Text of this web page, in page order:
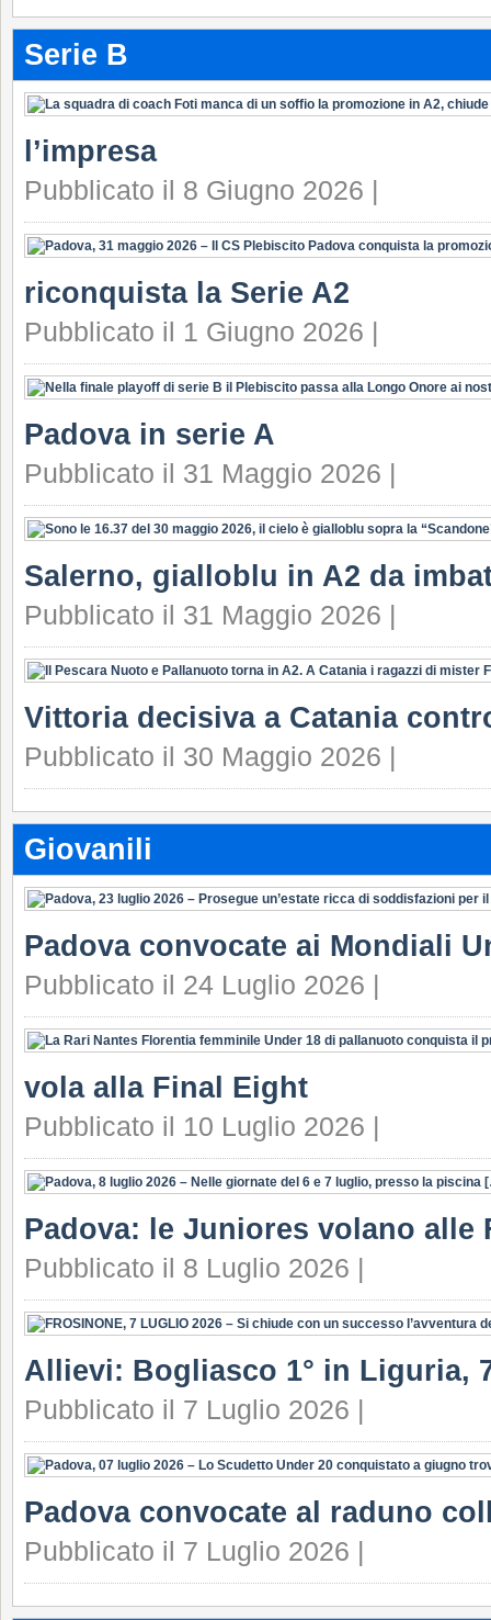
Serie B
l’impresa
Pubblicato il 8 Giugno 2026 |
riconquista la Serie A2
Pubblicato il 1 Giugno 2026 |
Padova in serie A
Pubblicato il 31 Maggio 2026 |
Salerno, gialloblu in A2 da
Pubblicato il 31 Maggio 2026 |
Vittoria decisiva a Catania
Pubblicato il 30 Maggio 2026 |
Giovanili
Padova convocate ai Mondiali
Pubblicato il 24 Luglio 2026 |
vola alla Final Eight
Pubblicato il 10 Luglio 2026 |
Padova: le Juniores volano alle
Pubblicato il 8 Luglio 2026 |
Allievi: Bogliasco 1° in Liguria,
Pubblicato il 7 Luglio 2026 |
Padova convocate al raduno
Pubblicato il 7 Luglio 2026 |